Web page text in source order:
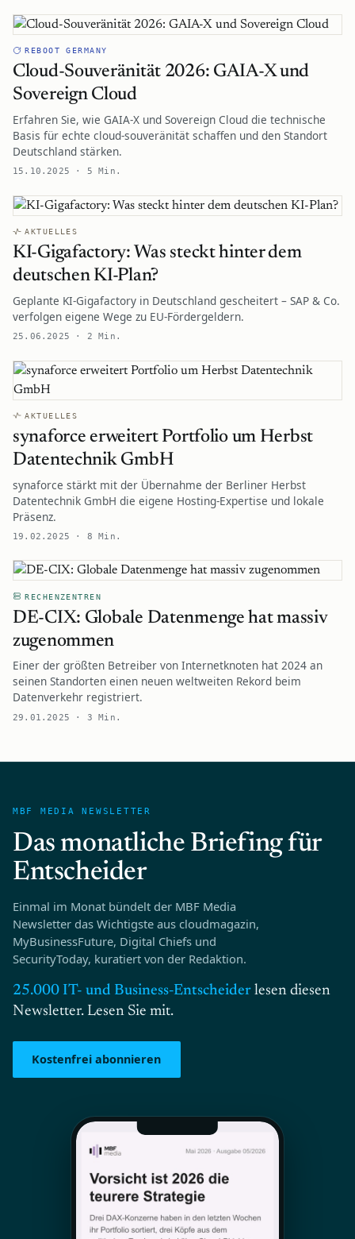
REBOOT GERMANY
Cloud-Souveränität 2026: GAIA-X und
Sovereign Cloud
Erfahren Sie, wie GAIA-X und Sovereign Cloud die technische
Basis für echte cloud-souveränität schaffen und den Standort
Deutschland stärken.
15.10.2025 · 5 Min.
AKTUELLES
KI-Gigafactory: Was steckt hinter dem
deutschen KI-Plan?
Geplante KI-Gigafactory in Deutschland gescheitert – SAP & Co.
verfolgen eigene Wege zu EU-Fördergeldern.
25.06.2025 · 2 Min.
AKTUELLES
synaforce erweitert Portfolio um Herbst
Datentechnik GmbH
synaforce stärkt mit der Übernahme der Berliner Herbst
Datentechnik GmbH die eigene Hosting-Expertise und lokale
Präsenz.
19.02.2025 · 8 Min.
RECHENZENTREN
DE-CIX: Globale Datenmenge hat massiv
zugenommen
Einer der größten Betreiber von Internetknoten hat 2024 an
seinen Standorten einen neuen weltweiten Rekord beim
Datenverkehr registriert.
29.01.2025 · 3 Min.
MBF MEDIA NEWSLETTER
Das monatliche Briefing für
Entscheider
Einmal im Monat bündelt der MBF Media
Newsletter das Wichtigste aus cloudmagazin,
MyBusinessFuture, Digital Chiefs und
SecurityToday, kuratiert von der Redaktion.
25.000 IT- und Business‑Entscheider lesen diesen
Newsletter. Lesen Sie mit.
Kostenfrei abonnieren